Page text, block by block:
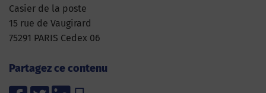
Casier de la poste
15 rue de Vaugirard
75291 PARIS Cedex 06
Partagez ce contenu